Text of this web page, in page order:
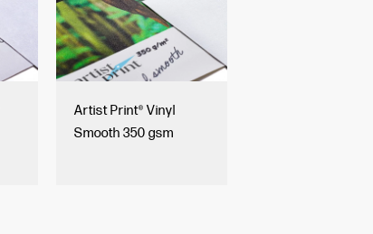
Artist Print® Vinyl
Smooth 350 gsm